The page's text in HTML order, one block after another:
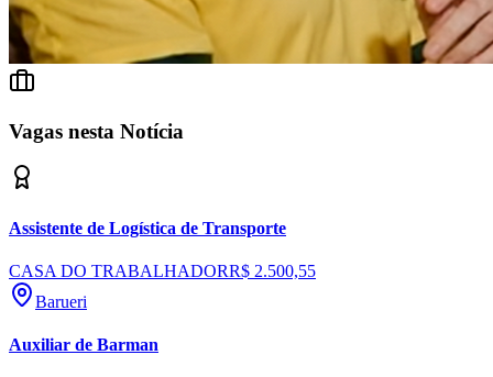
Vagas nesta Notícia
Assistente de Logística de Transporte
CASA DO TRABALHADORR$ 2.500,55
Barueri
Auxiliar de Barman